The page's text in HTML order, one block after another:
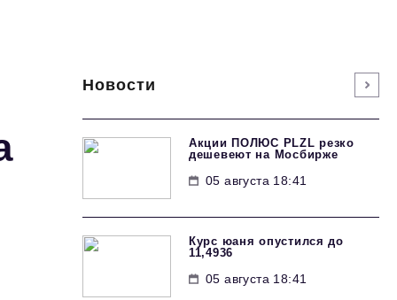
Новости
Акции ПОЛЮС PLZL резко
дешевеют на Мосбирже
05 августа 18:41
Курс юаня опустился до
11,4936
05 августа 18:41